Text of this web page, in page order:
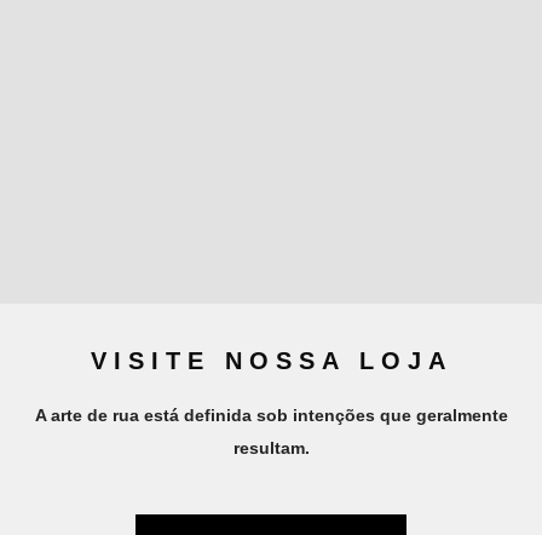
VISITE NOSSA LOJA
A arte de rua está definida sob intenções que geralmente
resultam.